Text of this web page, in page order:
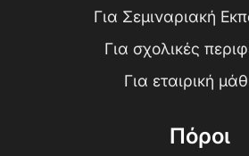
Για Σεμιναριακή
Για σχολικές
Για εταιρική
Πόροι